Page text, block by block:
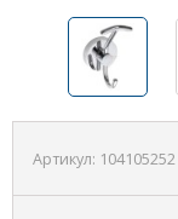
Артикул: 104105252